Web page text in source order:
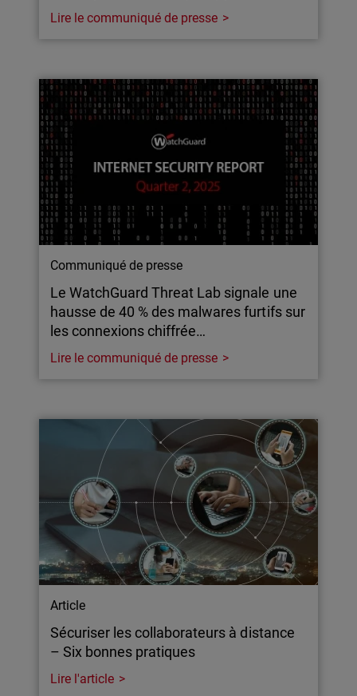
Lire le communiqué de presse
Communiqué de presse
Le WatchGuard Threat Lab signale une
hausse de 40 % des malwares furtifs sur
les connexions chiffrée…
Lire le communiqué de presse
Article
Sécuriser les collaborateurs à distance
– Six bonnes pratiques
Lire l'article